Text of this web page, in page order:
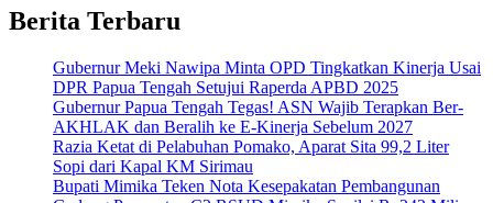
Pemprov
Tengah
Gelar
Lomba
Jelang
Hari
Otsus
Berita Terbaru
Gubernur Meki Nawipa Minta OPD Tingkatkan Kinerja Usai
DPR Papua Tengah Setujui Raperda APBD 2025
Gubernur Papua Tengah Tegas! ASN Wajib Terapkan Ber-
AKHLAK dan Beralih ke E-Kinerja Sebelum 2027
Razia Ketat di Pelabuhan Pomako, Aparat Sita 99,2 Liter
Sopi dari Kapal KM Sirimau
Bupati Mimika Teken Nota Kesepakatan Pembangunan